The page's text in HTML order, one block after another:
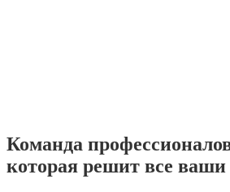
Команда
которая решит все ваши